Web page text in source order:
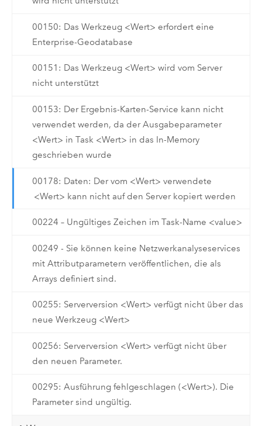
00150: Das Werkzeug <Wert> erfordert eine
Enterprise-Geodatabase
00151: Das Werkzeug <Wert> wird vom Server
nicht unterstützt
00153: Der Ergebnis-Karten-Service kann nicht
verwendet werden, da der Ausgabeparameter
<Wert> in Task <Wert> in das In-Memory
geschrieben wurde
00178: Daten: Der vom <Wert> verwendete
<Wert> kann nicht auf den Server kopiert werden
00224 – Ungültiges Zeichen im Task-Name <value>
00249 - Sie können keine Netzwerkanalyseservices
mit Attributparametern veröffentlichen, die als
Arrays definiert sind.
00255: Serverversion <Wert> verfügt nicht über das
neue Werkzeug <Wert>
00256: Serverversion <Wert> verfügt nicht über
den neuen Parameter.
00295: Ausführung fehlgeschlagen (<Wert>). Die
Parameter sind ungültig.